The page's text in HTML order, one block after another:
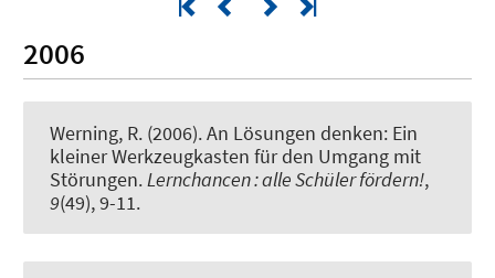
2006
Werning, R. (2006).An Lösungen denken: Ein
kleiner Werkzeugkasten für den Umgang mit
Störungen. Lernchancen : alle Schüler fördern!,
9(49), 9-11.